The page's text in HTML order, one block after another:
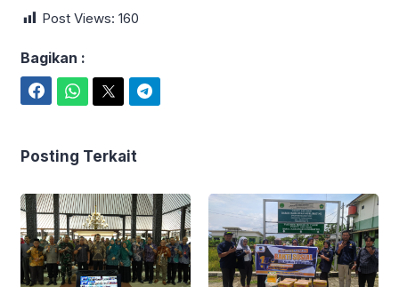
Post Views: 160
Bagikan :
Posting Terkait